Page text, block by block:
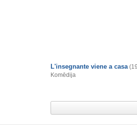
L'insegnante viene a casa
Komēdija